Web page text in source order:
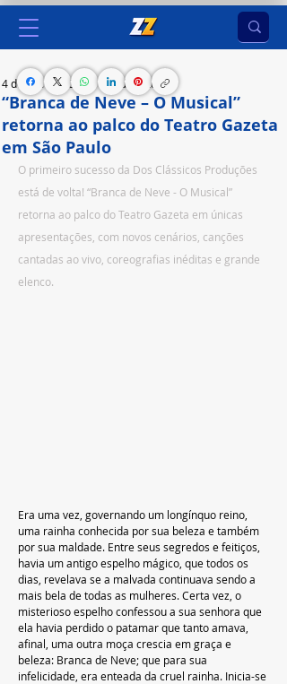
“Branca de Neve – O Musical”
retorna ao palco do Teatro Gazeta
em São Paulo
4 de set. de 2023 2 min de leitura
O primeiro sucesso da Dos Clássicos Produções
está de volta! “Branca de Neve - O Musical”
retorna ao palco do Teatro Gazeta em únicas
apresentações, com novos cenários, canções
cantadas ao vivo, coreografias inéditas e grande
elenco.
Era uma vez, governando um longínquo reino,
uma rainha conhecida por sua beleza e também
por sua maldade. Entre seus segredos e feitiços,
havia um antigo espelho mágico, que todos os
dias, revelava se a malvada continuava sendo a
mais bela de todas as mulheres. Certa vez, o
misterioso espelho confessou a sua senhora que
ela havia perdido o patamar que tanto amava,
afinal, uma outra moça crescia em graça e
beleza: Branca de Neve; que para sua
infelicidade, era enteada da cruel rainha. Inicia-se